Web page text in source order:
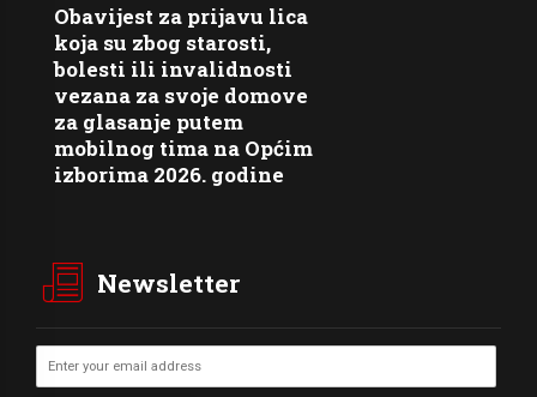
Obavijest za prijavu lica
koja su zbog starosti,
bolesti ili invalidnosti
vezana za svoje domove
za glasanje putem
mobilnog tima na Općim
izborima 2026. godine
Newsletter